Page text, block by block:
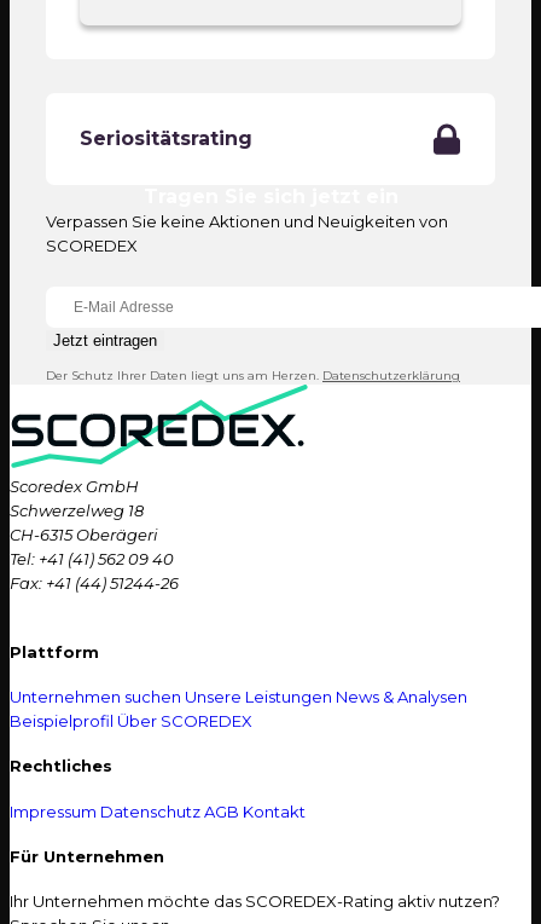
Seriositätsrating
Verpassen Sie keine Aktionen und Neuigkeiten von
SCOREDEX
Jetzt eintragen
Der Schutz Ihrer Daten liegt uns am Herzen. Datenschutzerklärung
Scoredex GmbH
Schwerzelweg 18
CH-6315 Oberägeri
Tel: +41 (41) 562 09 40
Fax: +41 (44) 51244-26
Plattform
Unternehmen suchen Unsere Leistungen News & Analysen
Beispielprofil Über SCOREDEX
Rechtliches
Impressum DatenschutzAGB Kontakt
Für Unternehmen
Ihr Unternehmen möchte das SCOREDEX-Rating aktiv nutzen?